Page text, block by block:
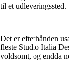
til et udleveringssted.
Det er efterhånden
fleste Studio Italia
voldsomt, og endda